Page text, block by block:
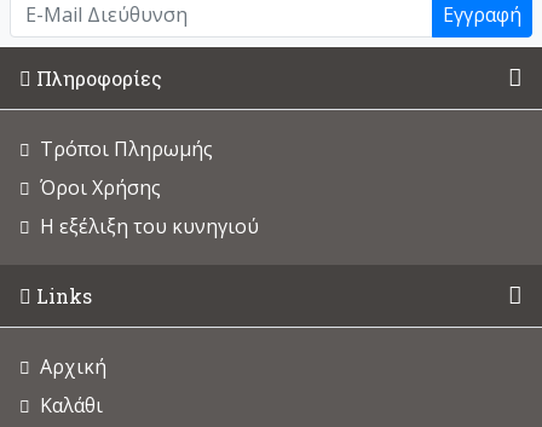
Εγγραφή
Πληροφορίες
Τρόποι Πληρωμής
Όροι Χρήσης
Η εξέλιξη του κυνηγιού
Links
Αρχική
Καλάθι